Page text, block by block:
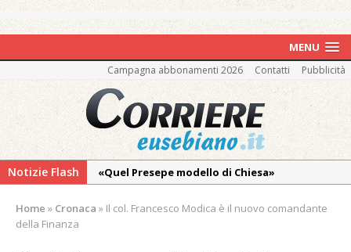
MENU
Campagna abbonamenti 2026 Contatti Pubblicità
Notizie Flash
«Quel Presepe modello di Chiesa»
Ringraziamento: convegno, messa e
Home » Cronaca » Il col. Francesco Modica è il nuovo comandante
della Finanza